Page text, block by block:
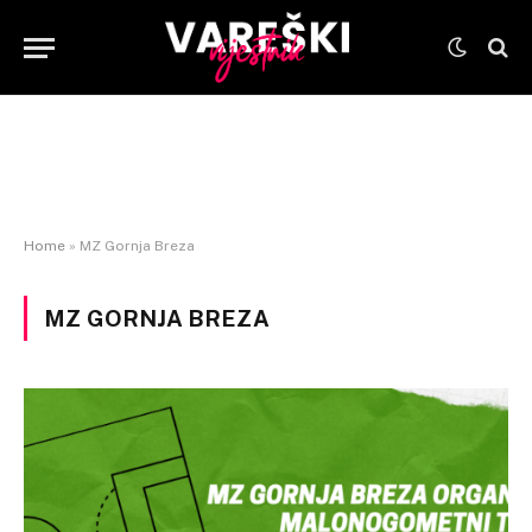
Home » MZ Gornja Breza
MZ GORNJA BREZA